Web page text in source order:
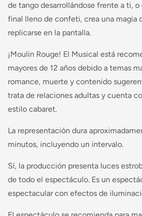
de tango desarrollándose frente a ti,
final lleno de confeti, crea una magia
replicarse en la pantalla.
¡Moulin Rouge! El Musical está
mayores de 12 años debido a temas
romance, muerte y contenido
trata de relaciones adultas y cuenta
estilo cabaret.
La representación dura
minutos, incluyendo un intervalo.
Sí, la producción presenta luces
de todo el espectáculo. Es un
espectacular con efectos de